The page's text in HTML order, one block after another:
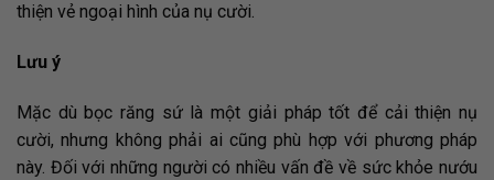
thiện vẻ ngoại hình của nụ cười.
Lưu ý
Mặc dù bọc răng sứ là một giải pháp tốt để cải thiện nụ
cười, nhưng không phải ai cũng phù hợp với phương pháp
này. Đối với những người có nhiều vấn đề về sức khỏe nướu